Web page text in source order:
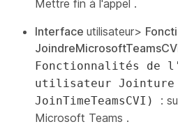
Mettre fin à l'appel .
Interface utilisateur>
Fonctionnalités de
utilisateur Jointure
JoinTimeTeamsCVI)
:
Microsoft Teams .